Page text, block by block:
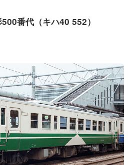
番代（キハ40 552）